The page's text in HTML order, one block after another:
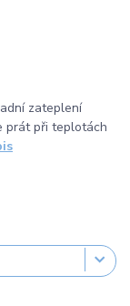
zateplení
prát při teplotách